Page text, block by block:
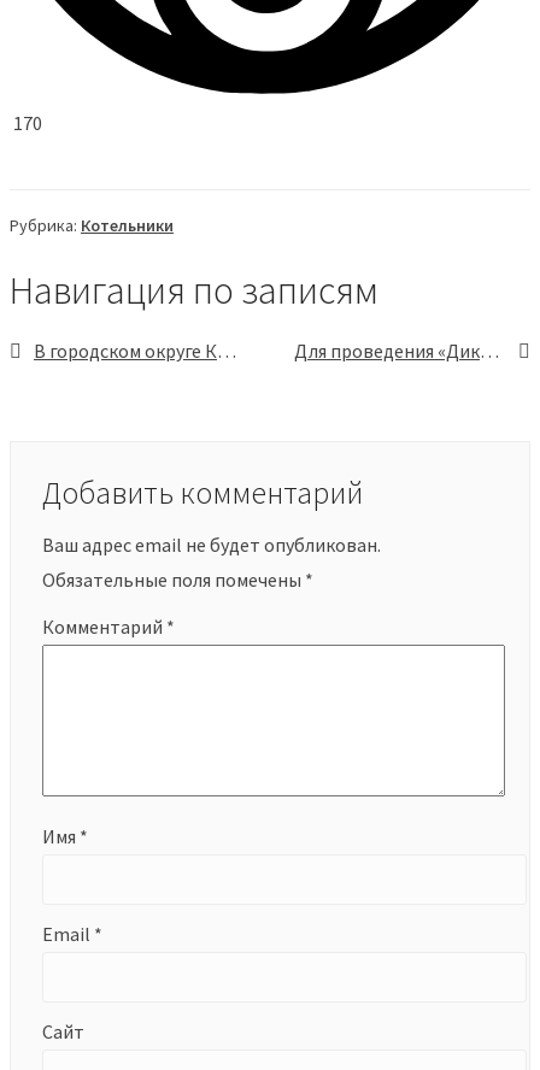
170
Рубрика: Котельники
Навигация по записям
В городском округе Котельники проживает 65 детей-сирот Для проведения «Диктанта Победы» в ЦФО откроют свыше 2300 площадок
Добавить комментарий
Ваш адрес email не будет опубликован.
Обязательные поля помечены *
Комментарий *
Имя *
Email *
Сайт